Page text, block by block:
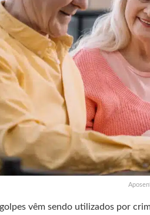
vêm sendo utilizados por